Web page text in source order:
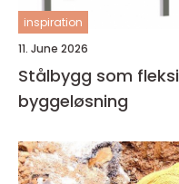
inspiration
11. June 2026
Stålbygg som
byggeløsning